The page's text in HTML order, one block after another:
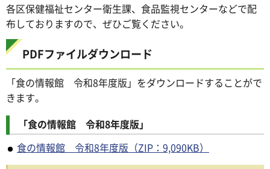
各区保健福祉センター衛生課、食品監視センターなどで配
布しておりますので、ぜひご覧ください。
PDFファイルダウンロード
「食の情報館 令和8年度版」をダウンロードすることがで
きます。
「食の情報館 令和8年度版」
食の情報館 令和8年度版（ZIP：9,090KB）